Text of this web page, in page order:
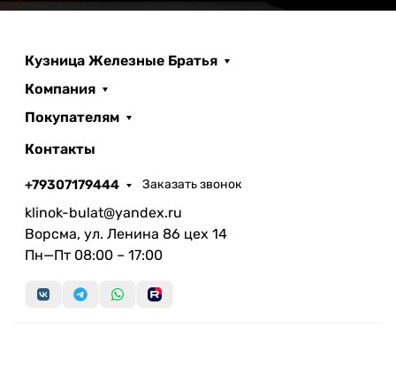
Кузница Железные Братья
Компания
Покупателям
Контакты
+79307179444 Заказать звонок
klinok-bulat@yandex.ru
Ворсма, ул. Ленина 86 цех 14
Пн—Пт 08:00 – 17:00